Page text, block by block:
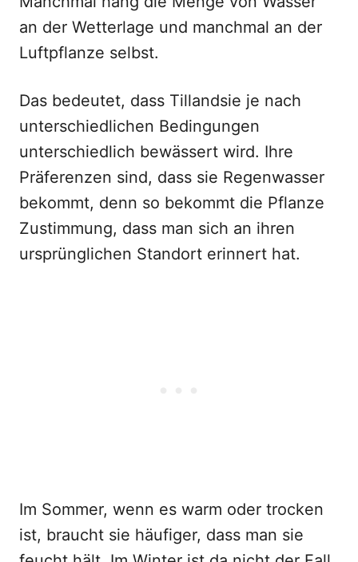
an der Wetterlage und manchmal an der
Luftpflanze selbst.
Das bedeutet, dass Tillandsie je nach
unterschiedlichen Bedingungen
unterschiedlich bewässert wird. Ihre
Präferenzen sind, dass sie Regenwasser
bekommt, denn so bekommt die Pflanze
Zustimmung, dass man sich an ihren
ursprünglichen Standort erinnert hat.
Im Sommer, wenn es warm oder trocken
ist, braucht sie häufiger, dass man sie